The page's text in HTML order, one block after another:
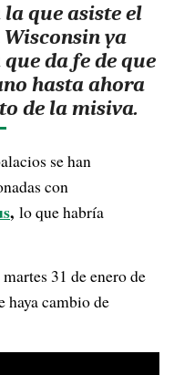
que asiste el
ya
da fe de que
hasta ahora
de la misiva.
se han
con
, lo que habría
31 de enero de
haya cambio de